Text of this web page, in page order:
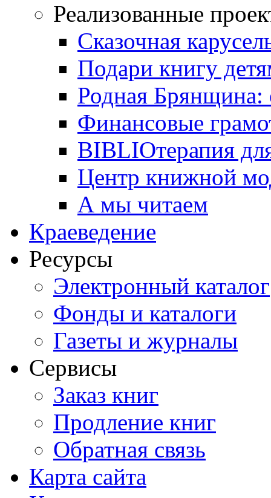
Реализованные
Сказочная
Подари книгу
Родная Брянщина:
Финансовые
BIBLIOтерапия
Центр книжной
А мы читаем
Краеведение
Ресурсы
Электронный каталог
Фонды и каталоги
Газеты и журналы
Сервисы
Заказ книг
Продление книг
Обратная связь
Карта сайта